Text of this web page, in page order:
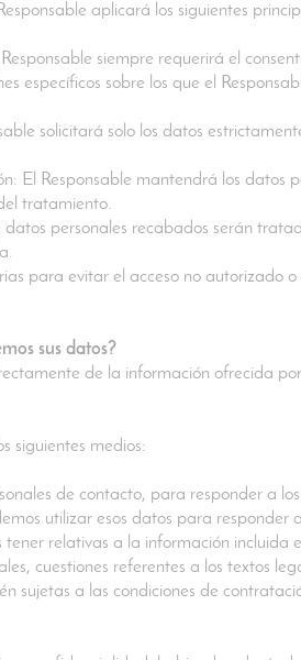
aplicará los siguientes
siempre requerirá el
específicos sobre los que el
solicitará solo los datos
El Responsable mantendrá los datos
tratamiento.
personales recabados serán
para evitar el acceso no autorizado
sus datos?
de la información ofrecida
siguientes medios:
de contacto, para responder a
utilizar esos datos para responder
relativas a la información incluida
cuestiones referentes a los textos
sujetas a las condiciones de